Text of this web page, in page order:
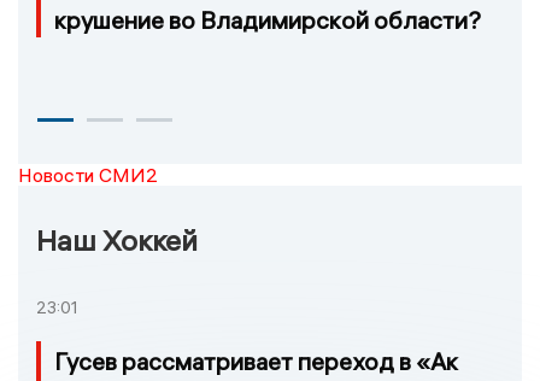
крушение во Владимирской области?
Новости СМИ2
Наш Хоккей
23:01
Гусев рассматривает переход в «Ак